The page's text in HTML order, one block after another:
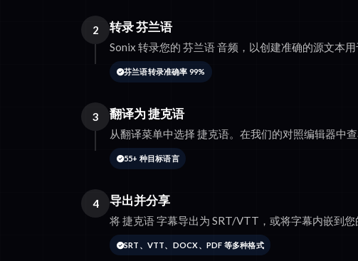
2 转录 芬兰语
Sonix 转录您的 芬兰语 音频，以创建准确的源文本用
芬兰语转录准确率 99%
3 翻译为 捷克语
从翻译菜单中选择 捷克语。在我们的对照编辑器中查
55+ 种目标语言
4 导出并分享
将 捷克语 字幕导出为 SRT/VTT，或将字幕内嵌到您
SRT、VTT、DOCX、PDF 等多种格式